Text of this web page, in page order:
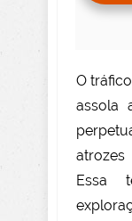
O
assola
Essa